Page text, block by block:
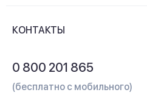
Контакты
КОНТАКТЫ
0 800 201 865
(бесплатно с мобильного)